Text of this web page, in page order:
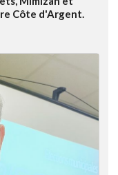
Côte d'Argent.